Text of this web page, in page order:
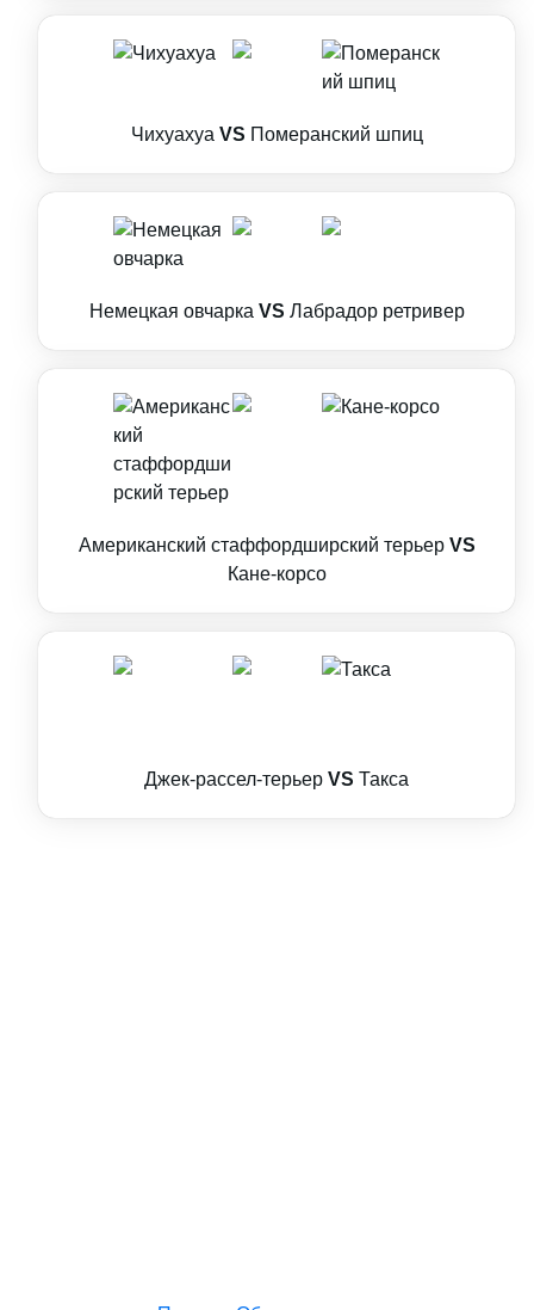
Чихуахуа VS Померанский шпиц
Немецкая овчарка VS Лабрадор ретривер
Американский стаффордширский терьер VS
Кане-корсо
Джек-рассел-терьер VS Такса